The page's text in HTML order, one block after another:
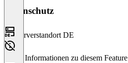
Datenschutz
Serverstandort DE
Keine Informationen zu diesem Feature